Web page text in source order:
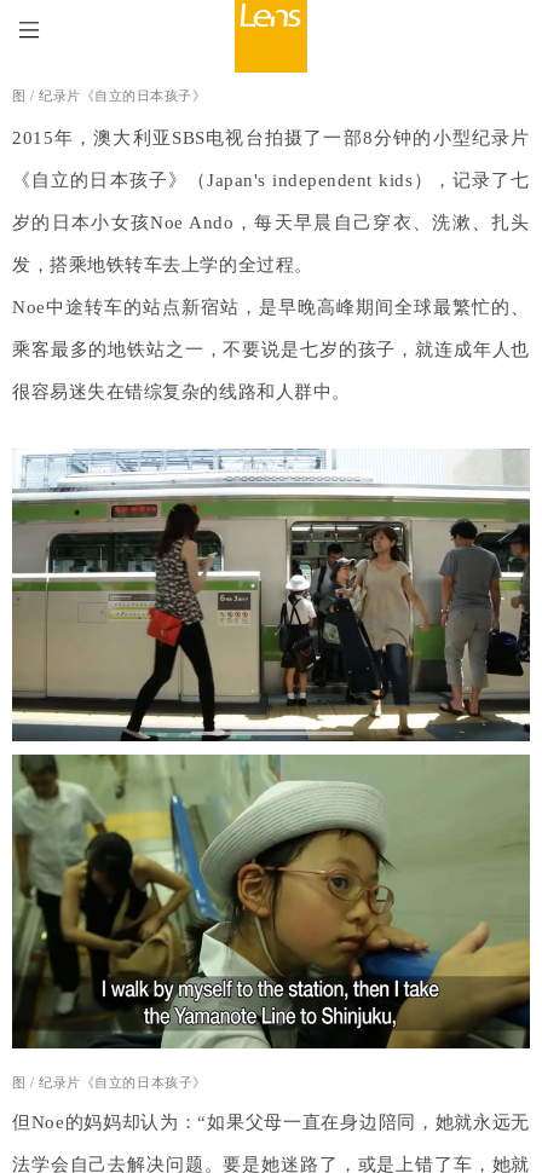
图 /纪录片《自立的日本孩子》
2015年，澳大利亚SBS电视台拍摄了一部8分钟的小型纪录片
《自立的日本孩子》（Japan's independent kids），记录了七
岁的日本小女孩Noe Ando，每天早晨自己穿衣、洗漱、扎头
发，搭乘地铁转车去上学的全过程。
Noe中途转车的站点新宿站，是早晚高峰期间全球最繁忙的、
乘客最多的地铁站之一，不要说是七岁的孩子，就连成年人也
很容易迷失在错综复杂的线路和人群中。
图 /纪录片《自立的日本孩子》
但Noe的妈妈却认为：“如果父母一直在身边陪同，她就永远无
法学会自己去解决问题。要是她迷路了，或是上错了车，她就